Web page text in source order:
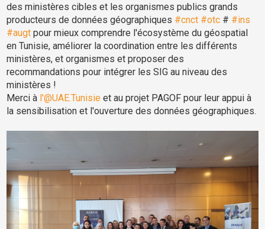
des ministères cibles et les organismes publics grands
producteurs de données géographiques #cnct #otc # #ins
#augt pour mieux comprendre l'écosystème du géospatial
en Tunisie, améliorer la coordination entre les différents
ministères, et organismes et proposer des
recommandations pour intégrer les SIG au niveau des
ministères !
Merci à l'@UAE.Tunisie et au projet PAGOF pour leur appui à
la sensibilisation et l'ouverture des données géographiques.